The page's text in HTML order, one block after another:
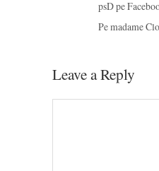
psD pe
Pe madame
Leave a Reply